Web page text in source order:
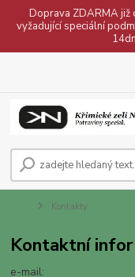
Doprava ZDARMA již
vyžadující speciální
Kontakty
Kontaktní
e-mail: